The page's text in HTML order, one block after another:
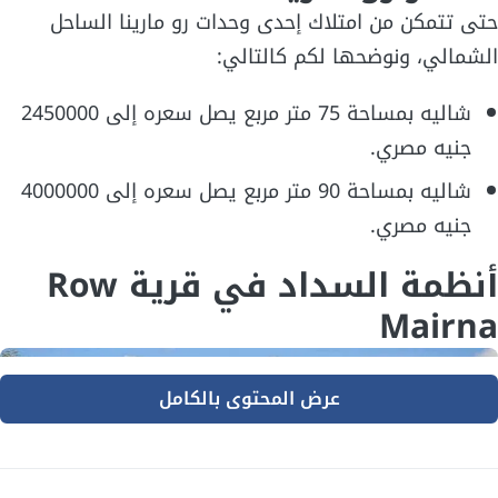
حتى تتمكن من امتلاك إحدى وحدات رو مارينا الساحل
الشمالي، ونوضحها لكم كالتالي:
شاليه بمساحة 75 متر مربع يصل سعره إلى 2450000
جنيه مصري.
شاليه بمساحة 90 متر مربع يصل سعره إلى 4000000
جنيه مصري.
أنظمة السداد في قرية Row
Mairna
عرض المحتوى بالكامل